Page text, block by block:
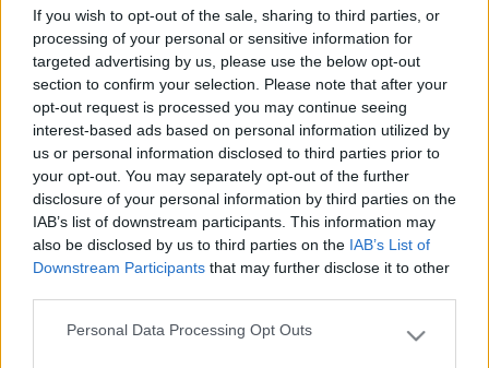
If you wish to opt-out of the sale, sharing to third parties, or
processing of your personal or sensitive information for
targeted advertising by us, please use the below opt-out
section to confirm your selection. Please note that after your
opt-out request is processed you may continue seeing
interest-based ads based on personal information utilized by
us or personal information disclosed to third parties prior to
your opt-out. You may separately opt-out of the further
disclosure of your personal information by third parties on the
IAB’s list of downstream participants. This information may
also be disclosed by us to third parties on the IAB’s List of
Downstream Participants that may further disclose it to other
Please note that this website/app uses one or more Google
Personal Data Processing Opt Outs
Inserito il 26/08/2006 alle:
19:42:13
qualcuno di voi ha il camper tipo ribassato con il letto messo in
fondo longitudinale ? come si dorme senza il pezzetto
d'angolo? noi abbiamo un mansardato classico ma siamo tentati
da un eventuale cambiamento per uno ribassato sui 6mt
massimo, così con queste caratteristiche il letto è messo in
senso longitudinale .... mi date notizie su comodità ed eventuali
difetti?grazie lia
oliverino
-
Inserito il26/08/2006 alle:21:58:31
comodo e' il mansardato del Laika, il peggiore e' proprio quello